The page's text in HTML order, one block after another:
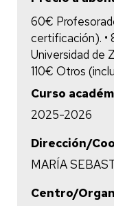
60€
certificación). •
Universidad de
110€ Otros
Curso
2025-2026
Dirección/
MARÍA
Centro/